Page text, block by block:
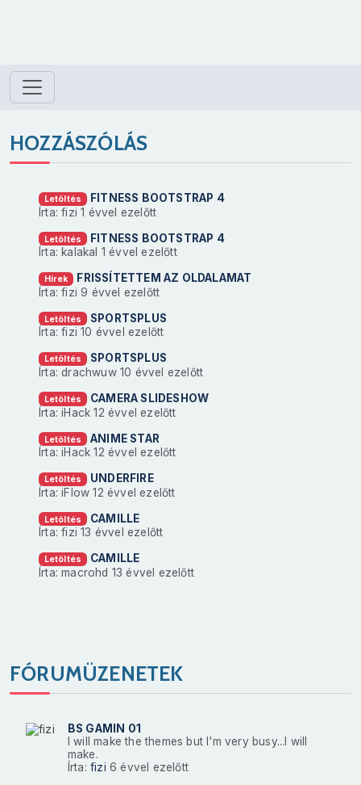
HOZZÁSZÓLÁS
Letöltés
FITNESS BOOTSTRAP 4
Írta: fizi1 évvel ezelőtt
Letöltés
FITNESS BOOTSTRAP 4
Írta: kalakal 1 évvel ezelőtt
Hírek
FRISSÍTETTEM AZ OLDALAMAT
Írta: fizi9 évvel ezelőtt
Letöltés
SPORTSPLUS
Írta: fizi10 évvel ezelőtt
Letöltés
SPORTSPLUS
Írta: drachwuw 10 évvel ezelőtt
Letöltés
CAMERA SLIDESHOW
Írta: iHack12 évvel ezelőtt
Letöltés
ANIME STAR
Írta: iHack12 évvel ezelőtt
Letöltés
UNDERFIRE
Írta: iFlow12 évvel ezelőtt
Letöltés
CAMILLE
Írta: fizi13 évvel ezelőtt
Letöltés
CAMILLE
Írta: macrohd 13 évvel ezelőtt
FÓRUMÜZENETEK
BS GAMIN 01
I will make the themes but I'm very busy...I will
make.
Írta:fizi 6 évvel ezelőtt